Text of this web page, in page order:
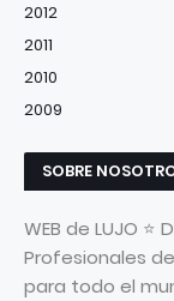
2012
2011
2010
2009
SOBRE
WEB de LUJO
Profesionales
para todo el